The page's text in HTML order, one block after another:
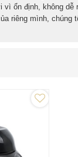
vì ổn định, không dễ
riêng mình, chúng